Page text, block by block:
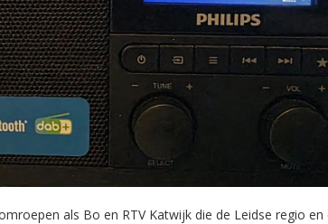
als Bo en RTV Katwijk die de Leidse regio